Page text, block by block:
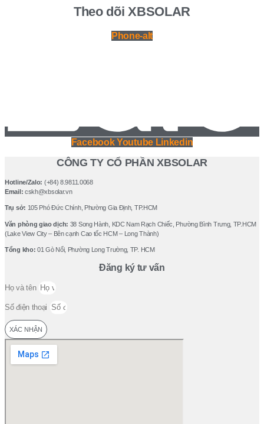
Theo dõi XBSOLAR
Phone-alt
Facebook Youtube Linkedin
CÔNG TY CỔ PHẦN XBSOLAR
Hotline/Zalo: (+84) 8.9811.0068
Email: cskh@xbsolar.vn
Trụ sở: 105 Phó Ðức Chính, Phường Gia Ðịnh, TP.HCM
Văn phòng giao dịch: 38 Song Hành, KDC Nam Rạch Chiếc, Phường Bình Trưng, TP.HCM
(Lake View City – Bên cạnh Cao tốc HCM – Long Thành)
Tổng kho: 01 Gò Nổi, Phường Long Trường, TP. HCM
Đăng ký tư vấn
Họ và tên
Số điện thoại
XÁC NHẬN